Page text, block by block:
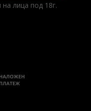
лица под 18г.